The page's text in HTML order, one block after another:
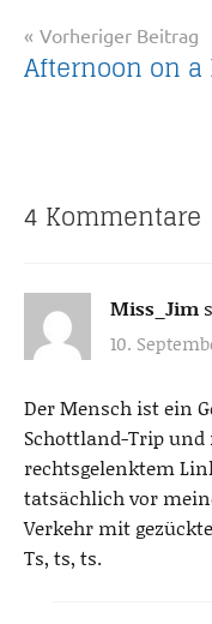
r
e
s
Vorheriger Beitrag
Afternoon on a
4 Kommentare
Miss_Jim
10.
Der Mensch ist ein
Schottland-Trip
rechtsgelenktem
tatsächlich vor
Verkehr mit
Ts, ts, ts.